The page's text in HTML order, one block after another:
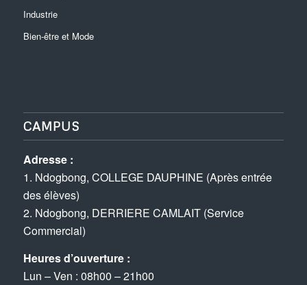
Industrie
Bien-être et Mode
CAMPUS
Adresse :
1. Ndogbong, COLLEGE DAUPHINE (Après entrée
des élèves)
2. Ndogbong, DERRIERE CAMLAIT (Service
Commercial)
Heures d’ouverture :
Lun – Ven : 08h00 – 21h00